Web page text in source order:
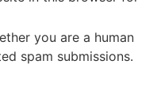
you are a human
spam submissions.